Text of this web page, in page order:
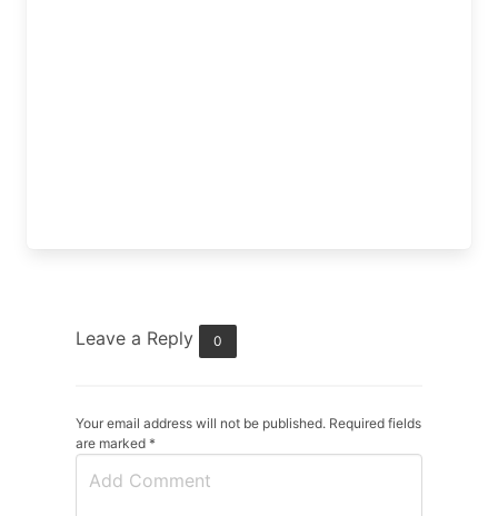
Leave a Reply 0
Your email address will not be published. Required fields
are marked *